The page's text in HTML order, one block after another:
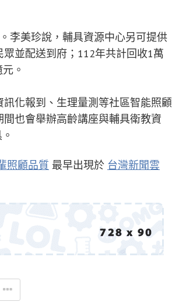
李美珍說，輔具資源中心另可提供
並配送到府；112年共計回收1萬
。
化報到、生理量測等社區智能照顧
也會舉辦高齡講座與輔具衛教資
照顧品質 最早出現於 台灣新聞雲